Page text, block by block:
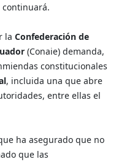
continuará.
laConfederación de
(Conaie) demanda,
constitucionales
, incluida una que abre
entre ellas el
ha asegurado que no
que las